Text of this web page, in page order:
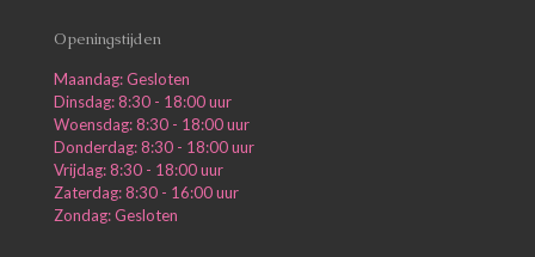
Openingstijden
Maandag: Gesloten
Dinsdag: 8:30 - 18:00 uur
Woensdag: 8:30 - 18:00 uur
Donderdag: 8:30 - 18:00 uur
Vrijdag: 8:30 - 18:00 uur
Zaterdag: 8:30 - 16:00 uur
Zondag: Gesloten